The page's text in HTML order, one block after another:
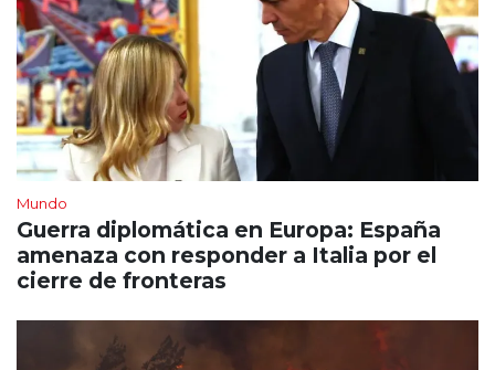
Mundo
Guerra diplomática en Europa: España
amenaza con responder a Italia por el
cierre de fronteras